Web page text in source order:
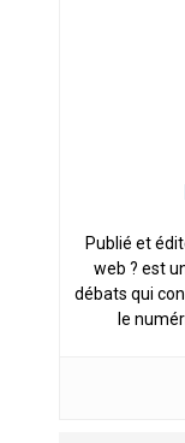
Publié et
web ? est
débats qui
le